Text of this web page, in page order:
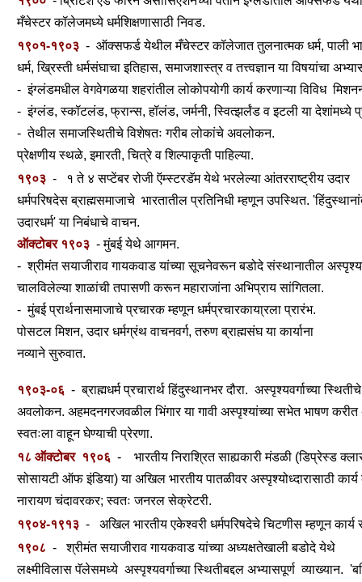
मँचेस्टर कॉलेजमध्ये धर्मशिक्षणासाठी निवड.
१९०१-१९०३ - ऑक्सफर्ड येथील मँचेस्टर कॉलेजात तुलनात्मक धर्म, पाली
धर्म, ख्रिस्ती धर्मसंघाचा इतिहास,समाजशास्त्र व तत्त्वज्ञान या विषयांचा
- इंग्लंडमधील वेगवेगळया शहरांतील लोकोपयोगी कार्य करणाऱ्या विविध
- इंग्लंड, स्कॉटलंड, फ्रान्स, हॉलंड, जर्मनी, स्वित्झर्लंड व इटली या देशांमध्ये
- तेथील समाजस्थितीचे विशेषतः गरीब लोकांचे अवलोकन.
प्रेक्षणीय स्थळे, इमारती, चित्रे व शिल्पाकृती पाहिल्या.
१९०३ - १ ते ४ सप्टेंबर रोजी ऍम्स्टरडॅम येथे भरलेल्या आंतरराष्ट्रीय उदार
धर्मपरिषदेस ब्राह्मसमाजाचे भारतातील प्रतिनिधी म्हणून उपस्थित.
उदारधर्म' या निबंधाचे वाचन.
ऑक्टोबर १९०३ - मुंबई येथे आगमन.
- श्रीमंत सयाजीराव गायकवाड यांच्या सूचनेवरून बडोदे संस्थानातील
चालविलेल्याशाळांची तपासणी करून महाराजांना अभिप्राय सांगितला.
- मुंबई प्रार्थनासमाजाचे प्रचारक म्हणून धर्मप्रचारकाया्रला प्रारंभ.
पोसटल मिशन, उदार धर्मग्रंथ वाचनवर्ग,तरुण ब्राह्मसंघ या कार्याना
नव्याने सुरुवात.
१९०३-०६ - ब्राह्मधर्म प्रचारार्थ हिंदुस्थानभर दौरा. अस्पृश्यवर्गाच्या स्थितीचे
अवलोकन. अहमदनगरजवळीलभिंगार या गावी अस्पृश्यांच्या सभेत भाषण करीत
स्वतःलावाहून घेण्याची प्रेरणा.
१८ ऑक्टोबर १९०६ - भारतीय निराश्रित साह्यकारी मंडळी (डिप्रेस्ड
सोसायटी ऑफ इंडिया)या अखिल भारतीय पातळीवर अस्पृश्योध्दारासाठी
नारायण चंदावरकर; स्वतः जनरल सेक्रेटरी.
१९०४-१९१३ - अखिल भारतीय एकेश्वरी धर्मपरिषदेचे चिटणीस म्हणून
१९०८ - श्रीमंत सयाजीराव गायकवाड यांच्या अध्यक्षतेखाली बडोदे येथे
लक्ष्मीविलास पॅलेसमध्ये अस्पृश्यवर्गाच्या स्थितीबद्दल अभ्यासपूर्ण व्याख्यान.